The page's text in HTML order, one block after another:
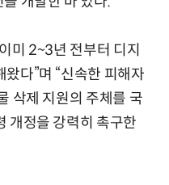
미 2~3년 전부터 디지
다”며 “신속한 피해자
삭제 지원의 주체를 국
개정을 강력히 촉구한